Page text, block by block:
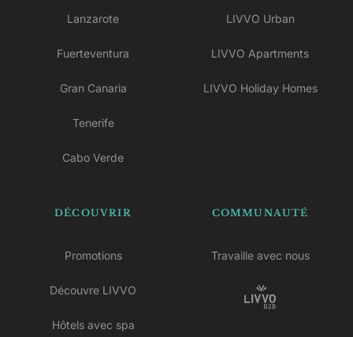
Lanzarote
Fuerteventura
Gran Canaria
Tenerife
Cabo Verde
LIVVO Urban
LIVVO Apartments
LIVVO Holiday Homes
DÉCOUVRIR
Promotions
Découvre LIVVO
Hôtels avec spa
COMMUNAUTÉ
Travaille avec nous